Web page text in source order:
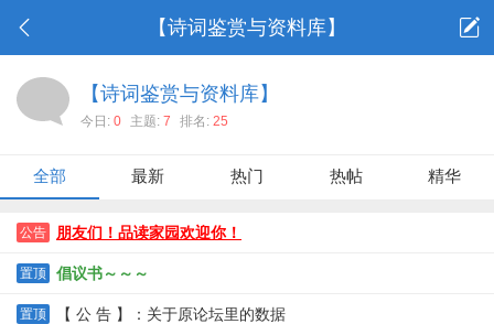
【诗词鉴赏与资料库】
【诗词鉴赏与资料库】
今日: 0 主题: 7 排名: 25
全部 最新 热门 热帖 精华
公告 朋友们！品读家园欢迎你！
置顶 倡议书～～～
置顶 【 公 告 】：关于原论坛里的数据